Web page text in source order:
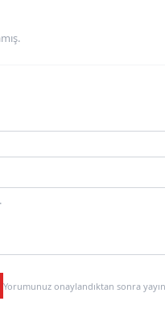
Yorumunuz onaylandıktan sonra